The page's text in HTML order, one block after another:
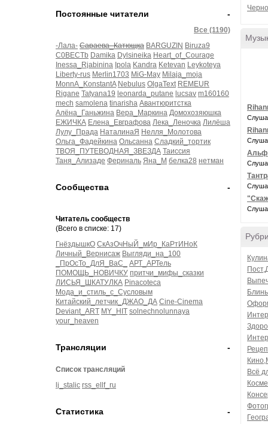
-
Постоянные читатели
Все (1190)
-Лала- Сараева_Катющка BARGUZIN Biruza9
C0BECTb Damika Dylsineika Heart_of_Courage
Inessa_Rjabinina Ipola Kandra Ketevan Leykoteya
Liberty-rus Merlin1703 MiG-May Milaja_moja
MonnA_KonstantA Nebulus OlgaText REMEUR
Rigane Tatyana19 leonarda_putane lucsav m160160
mech samolena tinarisha Авантюритстка
Алёна_Ганьжина Вера_Маркина Домохозяюшка
ЕЖИЧКА Елена_Евграфова Лека_Леночка Лилёша
Лулу_Прада НаталинаЯ Нелля_Молотова
Ольга_Фадейкина Ольсанна Сладкий_тортик
ТВОЯ_ПУТЕВОДНАЯ_ЗВЕЗДА Таиссия
Таня_Ализаде Фериналь Яна_М белка28 нетман
-
Сообщества
Читатель сообществ
(Всего в списке: 17)
ГнёздышкО СкАзОчНыЙ_мИр_КаРтИНоК
Личный_Вернисаж Выгляди_на_100
_ПрОсТо_ДлЯ_ВаС_
АРТ_АРТель
ПОМОЩЬ_НОВИЧКУ притчи_мифы_сказки
ЛИСЬЯ_ШКАТУЛКА Pinacoteca
Мода_и_стиль_с_Сусловым
Китайский_летчик_ДЖАО_ДА Cine-Cinema
Deviant_ART MY_HIT solnechnolunnaya
your_heaven
-
Трансляции
Список трансляций
lj_stalic rss_ellf_ru
-
Статистика
Всё